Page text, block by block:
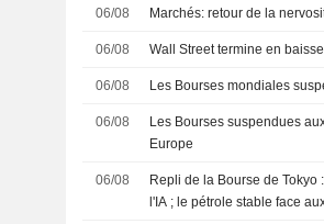
06/08 Marchés: retour de la
06/08 Wall Street termine en
06/08 Les Bourses mondiales
06/08
Les Bourses suspendues
Europe
06/08
Repli de la Bourse de
l'IA ; le pétrole stable face